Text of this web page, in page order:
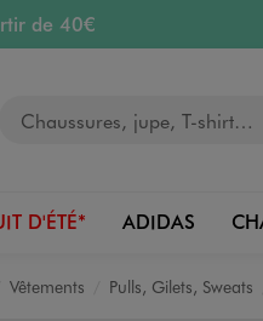
de 40€
4h en magasin
jours
D'ÉTÉ* ADIDAS
Vêtements Pulls, Gilets, Sweats